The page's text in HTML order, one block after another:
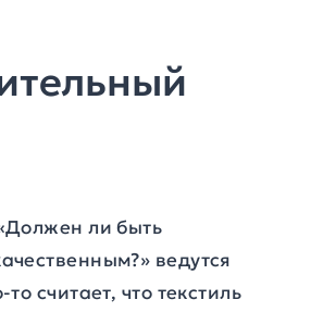
ли быть
ведутся
считает, что текстиль